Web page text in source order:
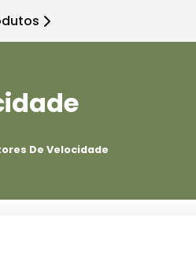
De Velocidade